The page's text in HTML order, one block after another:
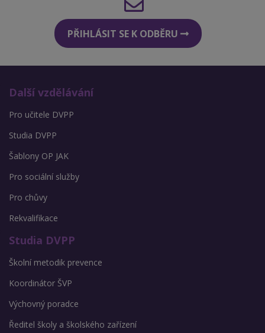
PŘIHLÁSIT SE K ODBĚRU
Další vzdělávání
Pro učitele DVPP
Studia DVPP
Šablony OP JAK
Pro sociální služby
Pro chůvy
Rekvalifikace
Studia DVPP
Školní metodik prevence
Koordinátor ŠVP
Výchovný poradce
Ředitel školy a školského zařízení